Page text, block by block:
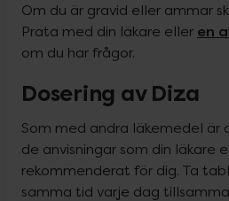
Om du är gravid eller ammar
Prata med din läkare eller en
om du har frågor.
Dosering av Diza
Som med andra läkemedel
de anvisningar som din läkare
rekommenderat för dig. Ta
samma tid varje dag